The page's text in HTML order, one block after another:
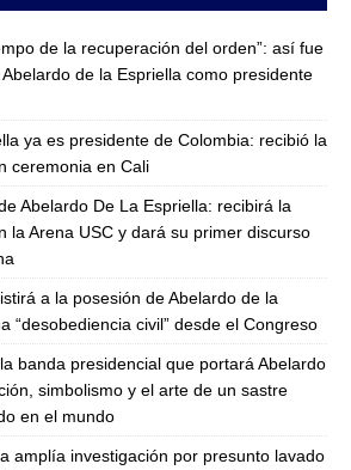
de la recuperación del orden”: así fue
de la Espriella como presidente
ya es presidente de Colombia: recibió la
ceremonia en Cali
Abelardo De La Espriella: recibirá la
la Arena USC y dará su primer discurso
a la posesión de Abelardo de la
“desobediencia civil” desde el Congreso
banda presidencial que portará Abelardo
simbolismo y el arte de un sastre
en el mundo
amplía investigación por presunto lavado